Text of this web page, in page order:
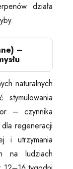
działa
–
naturalnych
stymulowania
– czynnika
regeneracji
i utrzymania
na ludziach